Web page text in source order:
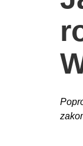
zrób to sam
EKO – Styl